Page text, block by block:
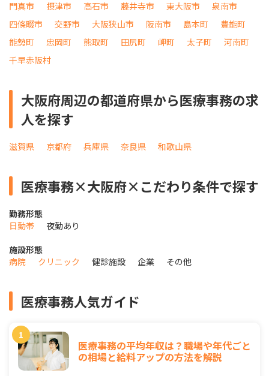
門真市 摂津市 高石市 藤井寺市 東大阪市
泉南市
四條畷市
交野市 大阪狭山市 阪南市 島本町
豊能町
能勢町
忠岡町 熊取町 田尻町 岬町 太子町
河南町
千早赤阪村
大阪府周辺の都道府県から医療事務の求
人を探す
滋賀県 京都府 兵庫県 奈良県 和歌山県
医療事務×大阪府×こだわり条件で探す
勤務形態
日勤帯
夜勤あり
施設形態
病院
クリニック 健診施設 企業 その他
医療事務人気ガイド
医療事務の平均年収は？職場や年代ごと
の相場と給料アップの方法を解説